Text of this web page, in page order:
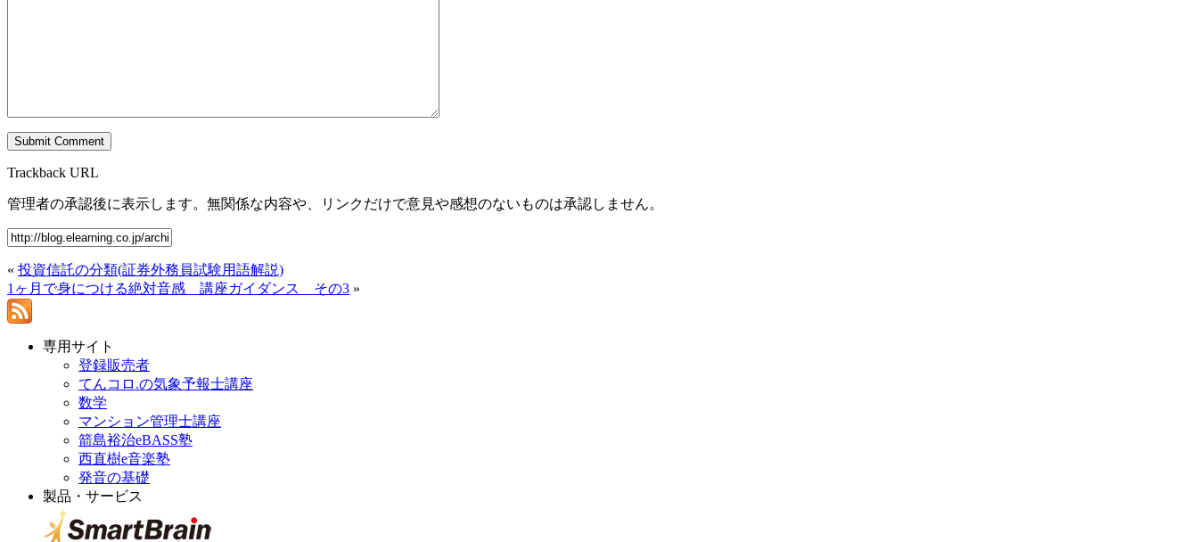
Trackback URL
管理者の承認後に表示します。無関係な内容や、リンクだけで意見や感想のないものは承認しません。
« 投資信託の分類(証券外務員試験用語解説)
1ヶ月で身につける絶対音感 講座ガイダンス その3 »
専用サイト
登録販売者
てんコロ.の気象予報士講座
数学
マンション管理士講座
箭島裕治eBASS塾
西直樹e音楽塾
発音の基礎
製品・サービス